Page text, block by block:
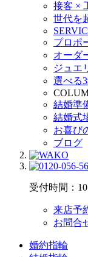
接客 ×
世代を
プロポ
オーダ
ジュエ
選べる
結婚準
結婚式
お喜び
ブログ
受付時間：
来店予
お問合
婚約指輪